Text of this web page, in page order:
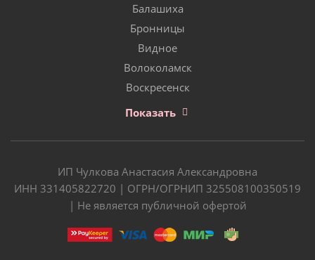
Балашиха
Бронницы
Видное
Волоколамск
Воскресенск
Показать
ИП Чулкова Анастасия Александровна
ИНН 331405822720 | ОГРН/ОГРНИП 325508100350519
| Не является публичной офертой